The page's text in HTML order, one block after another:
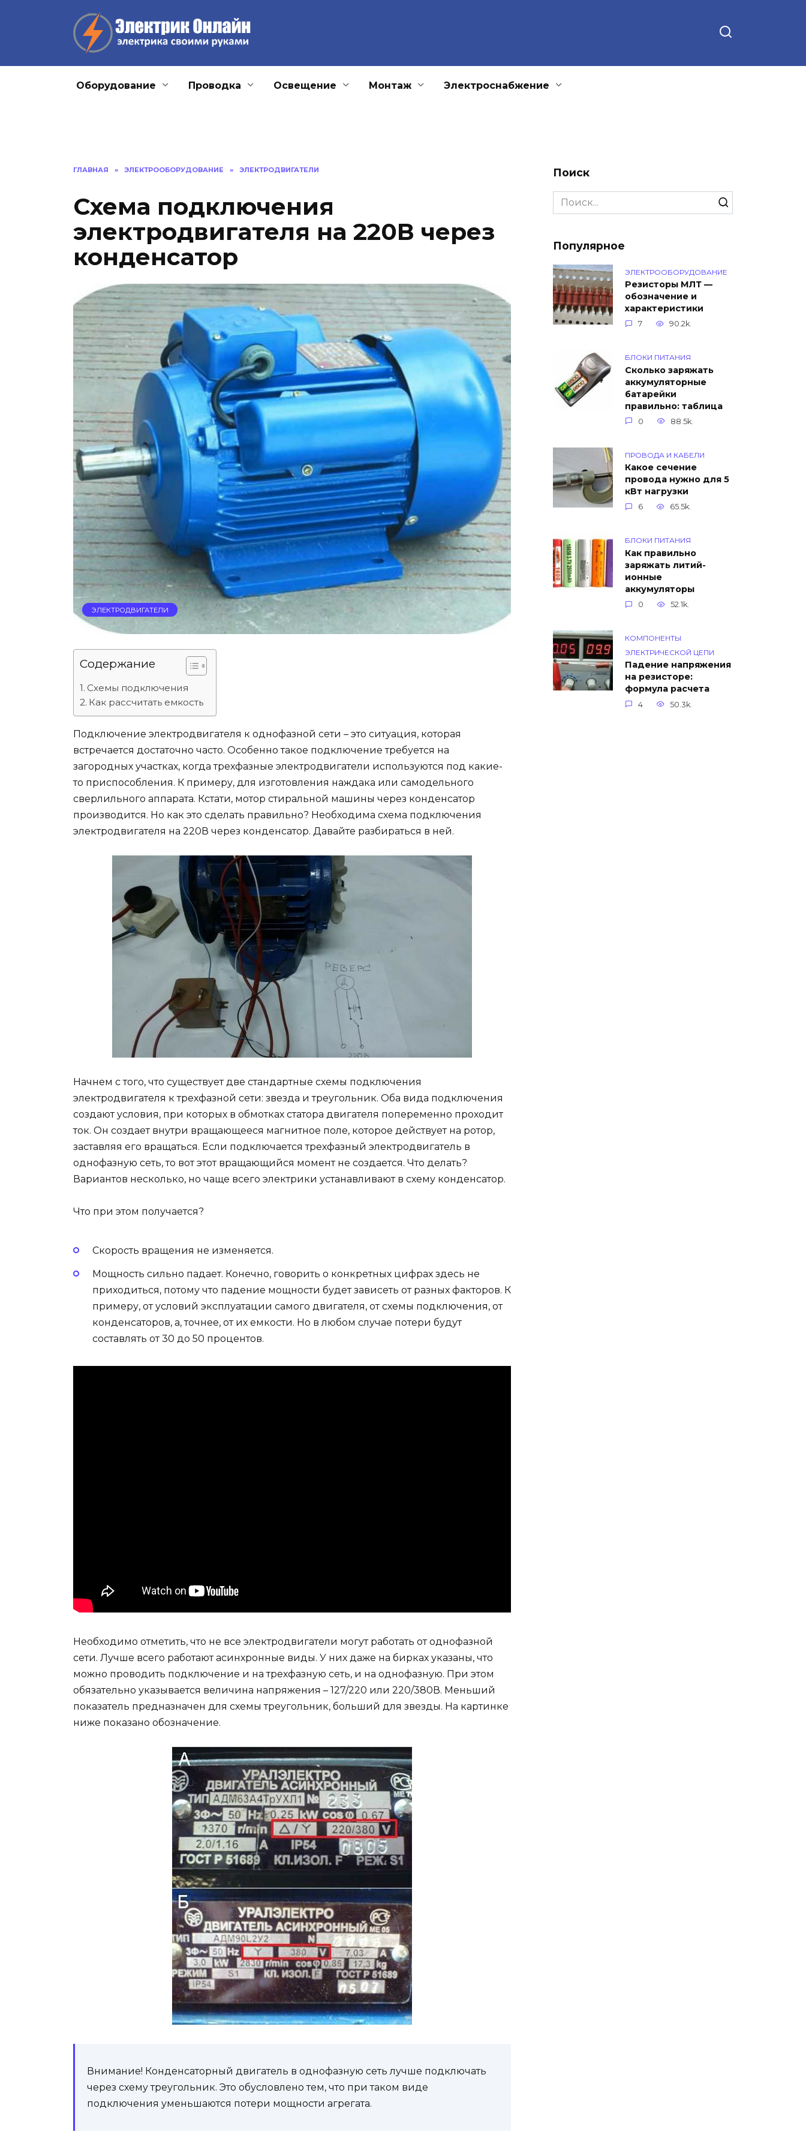
Оборудование Проводка Освещение Монтаж Электроснабжение
ГЛАВНАЯ » ЭЛЕКТРООБОРУДОВАНИЕ » ЭЛЕКТРОДВИГАТЕЛИ
Схема подключения
электродвигателя на 220В через
конденсатор
ЭЛЕКТРОДВИГАТЕЛИ
Содержание
Схемы подключения
Как рассчитать емкость
Подключение электродвигателя к однофазной сети – это ситуация, которая
встречается достаточно часто. Особенно такое подключение требуется на
загородных участках, когда трехфазные электродвигатели используются под какие-
то приспособления. К примеру, для изготовления наждака или самодельного
сверлильного аппарата. Кстати, мотор стиральной машины через конденсатор
производится. Но как это сделать правильно? Необходима схема подключения
электродвигателя на 220В через конденсатор. Давайте разбираться в ней.
Начнем с того, что существует две стандартные схемы подключения
электродвигателя к трехфазной сети: звезда и треугольник. Оба вида подключения
создают условия, при которых в обмотках статора двигателя попеременно проходит
ток. Он создает внутри вращающееся магнитное поле, которое действует на ротор,
заставляя его вращаться. Если подключается трехфазный электродвигатель в
однофазную сеть, то вот этот вращающийся момент не создается. Что делать?
Вариантов несколько, но чаще всего электрики устанавливают в схему конденсатор.
Что при этом получается?
Скорость вращения не изменяется.
Мощность сильно падает. Конечно, говорить о конкретных цифрах здесь не
приходиться, потому что падение мощности будет зависеть от разных факторов. К
примеру, от условий эксплуатации самого двигателя, от схемы подключения, от
конденсаторов, а, точнее, от их емкости. Но в любом случае потери будут
составлять от 30 до 50 процентов.
Необходимо отметить, что не все электродвигатели могут работать от однофазной
сети. Лучше всего работают асинхронные виды. У них даже на бирках указаны, что
можно проводить подключение и на трехфазную сеть, и на однофазную. При этом
обязательно указывается величина напряжения – 127/220 или 220/380В. Меньший
показатель предназначен для схемы треугольник, больший для звезды. На картинке
ниже показано обозначение.
Внимание! Конденсаторный двигатель в однофазную сеть лучше подключать
через схему треугольник. Это обусловлено тем, что при таком виде
подключения уменьшаются потери мощности агрегата.
Поиск
Search
for:
Популярное
ЭЛЕКТРООБОРУДОВАНИЕ
Резисторы МЛТ —
обозначение и
характеристики
7 90.2k.
БЛОКИ ПИТАНИЯ
Сколько заряжать
аккумуляторные
батарейки
правильно: таблица
0 88.5k.
ПРОВОДА И КАБЕЛИ
Какое сечение
провода нужно для 5
кВт нагрузки
6 65.5k.
БЛОКИ ПИТАНИЯ
Как правильно
заряжать литий-
ионные
аккумуляторы
0 52.1k.
КОМПОНЕНТЫ
ЭЛЕКТРИЧЕСКОЙ ЦЕПИ
Падение напряжения
на резисторе:
формула расчета
4 50.3k.